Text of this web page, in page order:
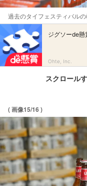
過去のタイフェスティバル
ジグソーde懸
Ohte, Inc.
スクロール
( 画像15/16 )